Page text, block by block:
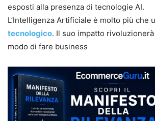
esposti alla presenza di tecnologie AI.
L’Intelligenza Artificiale è molto più che
tecnologico. Il suo impatto
modo di fare business